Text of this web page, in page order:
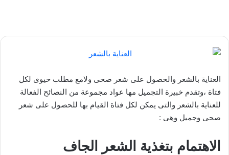
العناية بالشعر والحصول على شعر صحى ولامع مطلب حيوى لكل
فتاة ،وتقدم خبيرة التجميل مها عواد مجموعة من النصائح الفعالة
للعناية بالشعر والتى يمكن لكل فتاة القيام بها للحصول على شعر
صحى وجميل وهى :
الاهتمام بتغذية الشعر الجاف